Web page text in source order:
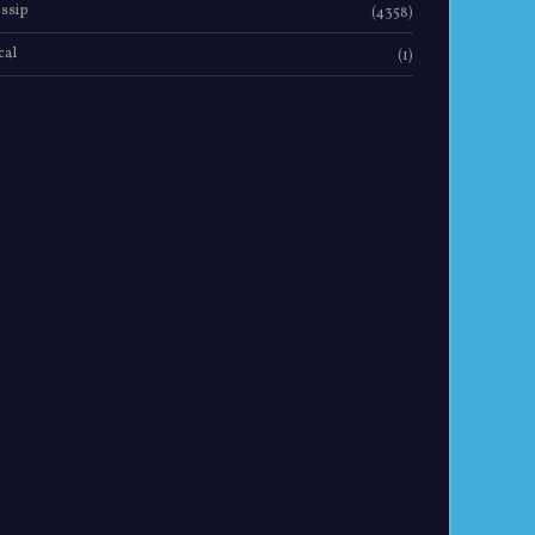
(4358)
(1)